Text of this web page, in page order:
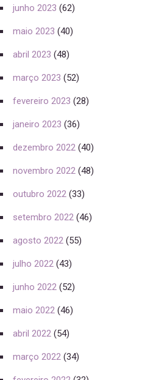
junho 2023 (62)
maio 2023 (40)
abril 2023 (48)
março 2023 (52)
fevereiro 2023 (28)
janeiro 2023 (36)
dezembro 2022 (40)
novembro 2022 (48)
outubro 2022 (33)
setembro 2022 (46)
agosto 2022 (55)
julho 2022 (43)
junho 2022 (52)
maio 2022 (46)
abril 2022 (54)
março 2022 (34)